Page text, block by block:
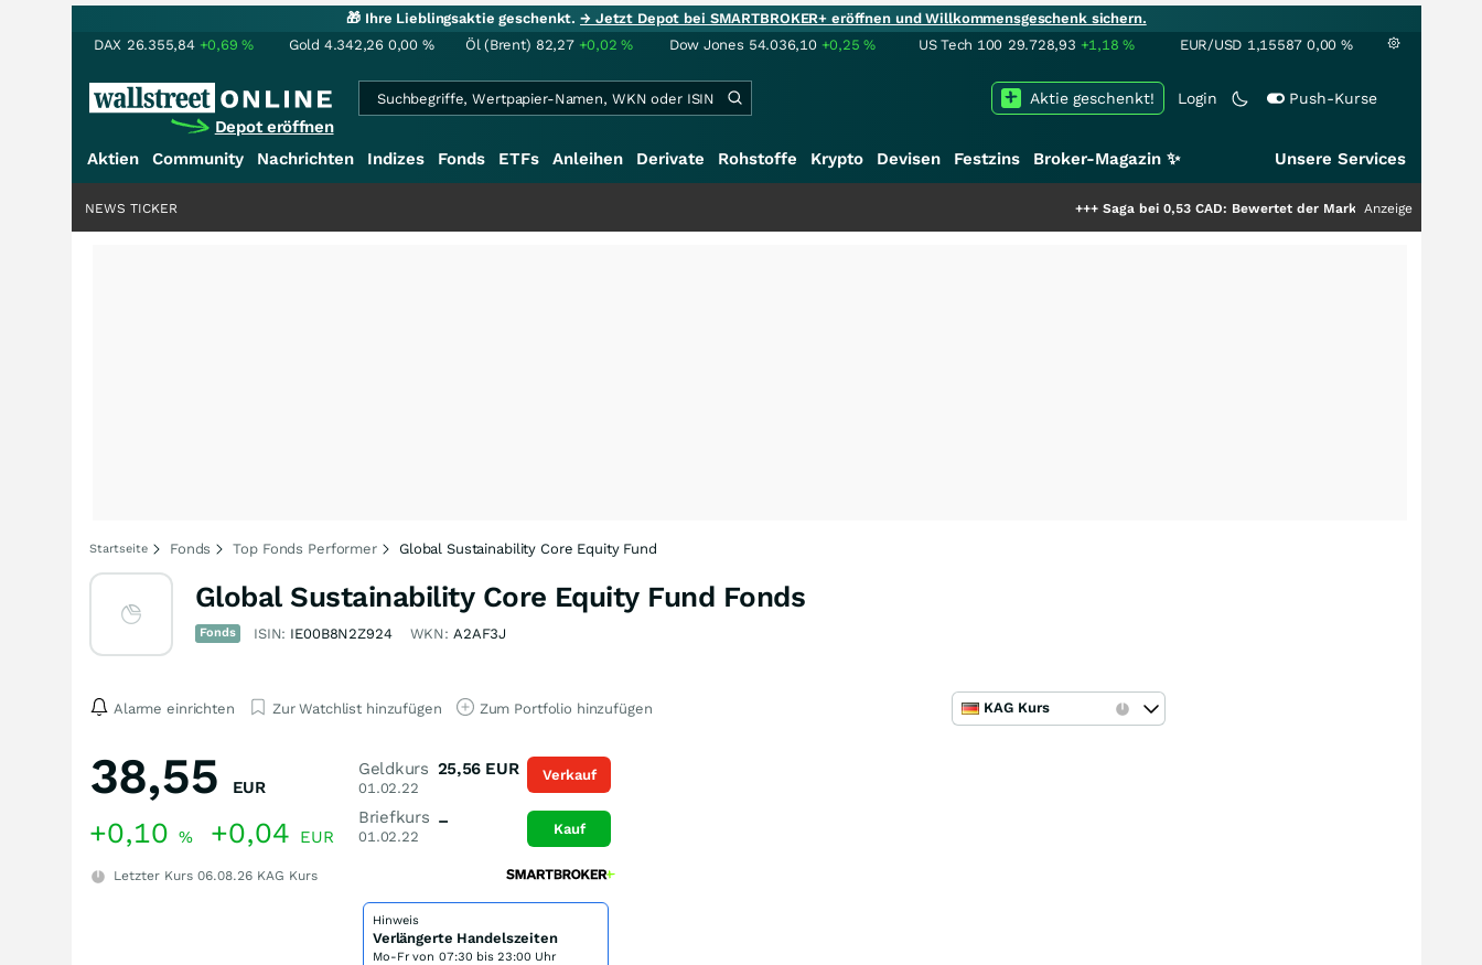
🎁 Ihre Lieblingsaktie geschenkt.→ Jetzt Depot bei SMARTBROKER+ eröffnen und Willkommensgeschenk sichern.
DAX 26.355,84 +0,69% Gold 4.342,26 0,00 % Öl (Brent) 82,27 +0,02% Dow Jones 54.036,10 +0,25% US Tech 100 29.728,93 +1,18% EUR/USD 1,15587 0,00 %
Depot eröffnen
Login Push-Kurse
Aktie geschenkt!
Aktien Community Nachrichten Indizes Fonds ETFs Anleihen Derivate Rohstoffe Krypto Devisen Festzins Broker-Magazin ✨ Unsere Services
Saga bei 0,53 CAD: Bewertet der Markt noch immer nur die Hälfte
Anzeige
NEWS TICKER
Startseite Fonds Top Fonds Performer Global Sustainability Core Equity Fund
Global Sustainability Core Equity Fund Fonds
Fonds ISIN: IE00B8N2Z924 WKN: A2AF3J
Alarme einrichten Zur Watchlist hinzufügen Zum Portfolio hinzufügen KAG Kurs
38,55 EUR
+0,10 % +0,04 EUR
Letzter Kurs 06.08.26 KAG Kurs
Geldkurs
01.02.22
25,56 EUR
Briefkurs
01.02.22
–
Verkauf
Kauf
Hinweis
Verlängerte Handelszeiten
Mo-Fr von 07:30 bis 23:00 Uhr